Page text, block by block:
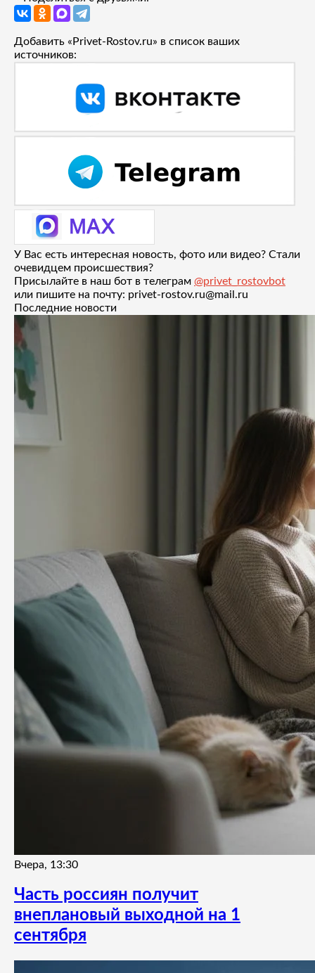
Добавить «Privet-Rostov.ru» в список ваших
источников:
У Вас есть интересная новость, фото или видео? Стали
очевидцем происшествия?
Присылайте в наш бот в телеграм @privet_rostovbot
или пишите на почту: privet-rostov.ru@mail.ru
Последние новости
Вчера, 13:30
Часть россиян получит
внеплановый выходной на 1
сентября